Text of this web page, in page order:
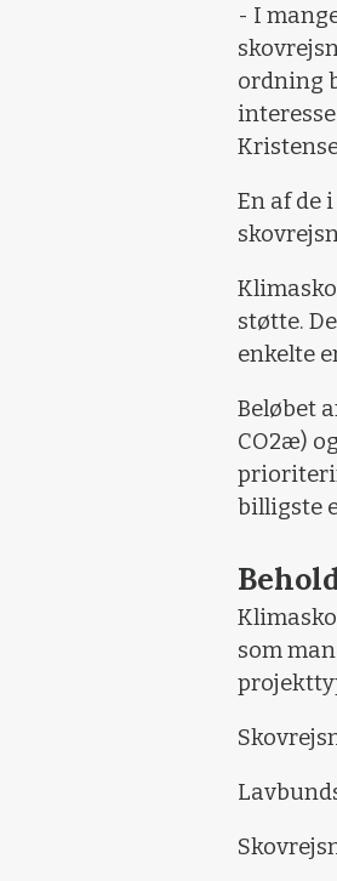
- I
ordning
En af de
støtte.
enkelte
Beløbet
CO2æ)
billigste
som